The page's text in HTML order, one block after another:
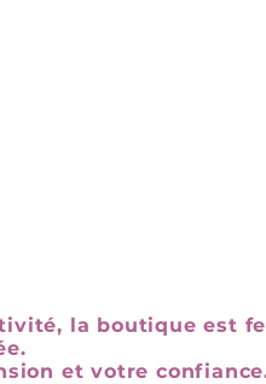
la boutique est
et votre